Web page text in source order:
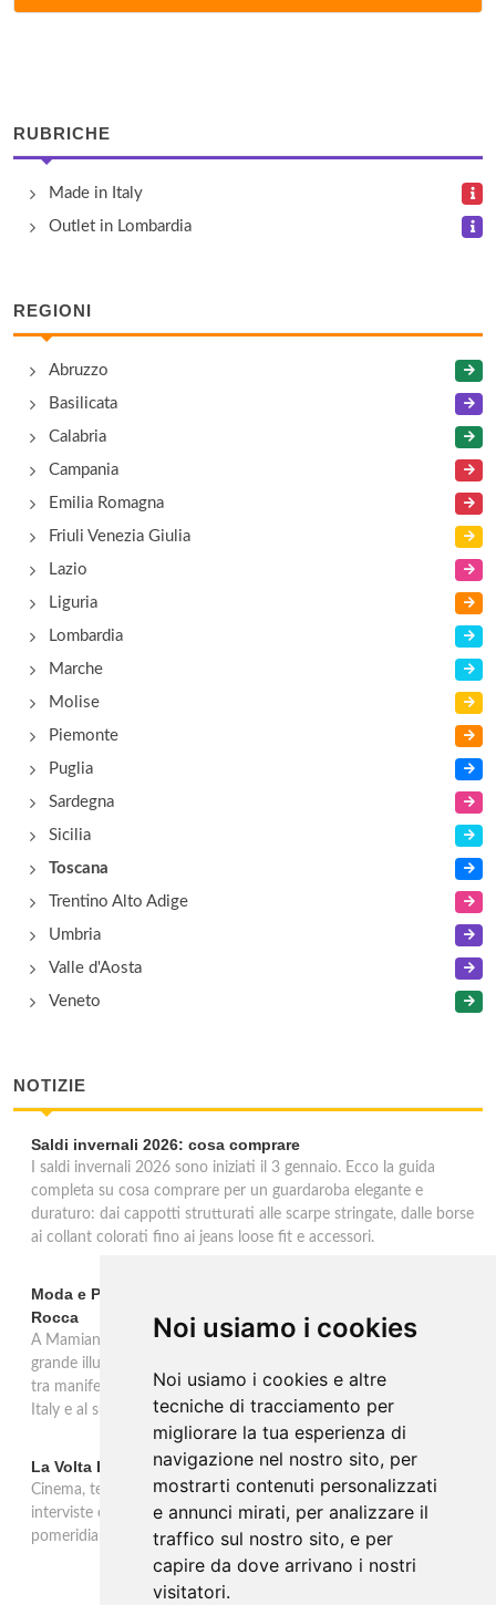
Noi usiamo i cookies
Noi usiamo i cookies e altre
tecniche di tracciamento per
migliorare la tua esperienza di
navigazione nel nostro sito, per
mostrarti contenuti personalizzati
e annunci mirati, per analizzare il
traffico sul nostro sito, e per
capire da dove arrivano i nostri
visitatori.
via Meucci snc , Barberino di Mugello
Atos Lombardini
via Meucci snc , Barberino di Mugello
via Meucci snc, Barberino di Mugello
Baldinini
via Meucci snc , Barberino di Mugello
Bata Factory Store
località San Bartolo a Cintoia , Firenze
RUBRICHE
Made in Italy
Outlet in Lombardia
REGIONI
Abruzzo
Basilicata
Calabria
Campania
Emilia Romagna
Friuli Venezia Giulia
Lazio
Liguria
Lombardia
Marche
Molise
Piemonte
Puglia
Sardegna
Sicilia
Toscana
Trentino Alto Adige
Umbria
Valle d'Aosta
Veneto
NOTIZIE
Saldi invernali 2026: cosa comprare
I saldi invernali 2026 sono iniziati il 3 gennaio. Ecco la guida
completa su cosa comprare per un guardaroba elegante e
duraturo: dai cappotti strutturati alle scarpe stringate, dalle borse
ai collant colorati fino ai jeans loose fit e accessori.
Moda e Pubblicità 1950-2000 alla Fondazione Magnani-
Rocca
A Mamiano di Traversetolo la mostra ripercorre l'eredità della
grande illustrazione di moda e della pubblicità in Italia 1950-2000,
tra manifesti, schizzi e icone che hanno dato forma al Made in
Italy e al suo immaginario visivo.
La Volta Buona: Caterina Balivo
Cinema, teatro, televisione e temi sociali: una settimana ricca di
interviste esclusive e momenti di intrattenimento nel programma
pomeridiano di Rai 1, in onda dalle 14:00 alle 16:00.